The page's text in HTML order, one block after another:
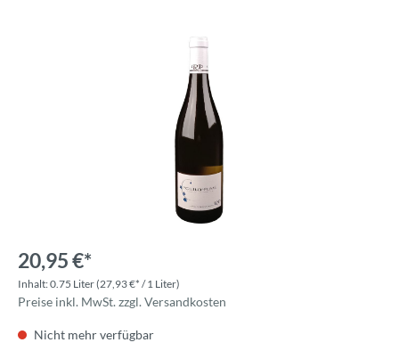
20,95 €*
Inhalt:0.75 Liter(27,93 €* / 1 Liter)
Preise inkl. MwSt. zzgl. Versandkosten
Nicht mehr verfügbar